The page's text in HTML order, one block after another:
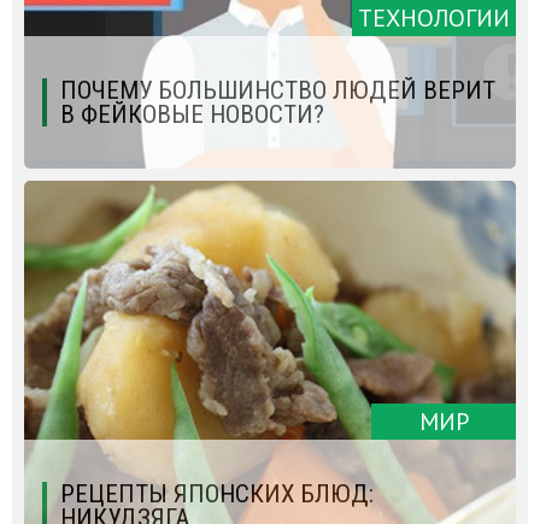
ТЕХНОЛОГИИ
ПОЧЕМУ БОЛЬШИНСТВО ЛЮДЕЙ ВЕРИТ
В ФЕЙКОВЫЕ НОВОСТИ?
МИР
РЕЦЕПТЫ ЯПОНСКИХ БЛЮД:
НИКУДЗЯГА